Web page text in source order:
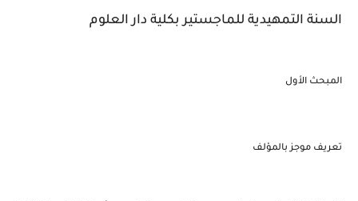
السنة التمهيدية للماجستير بكلية دار العلوم
المبحث الأول
تعريف موجز بالمؤلف